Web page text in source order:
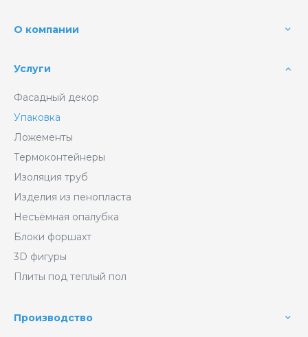
О компании
Услуги
Фасадный декор
Упаковка
Ложементы
Термоконтейнеры
Изоляция труб
Изделия из пенопласта
Несъёмная опалубка
Блоки форшахт
3D фигуры
Плиты под теплый пол
Производство